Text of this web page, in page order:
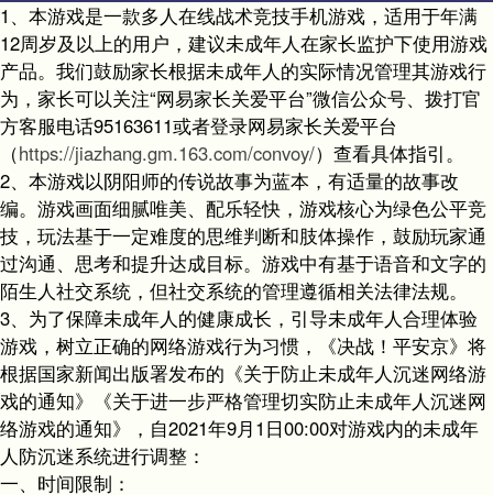
1、本游戏是一款多人在线战术竞技手机游戏，适用于年满
12周岁及以上的用户，建议未成年人在家长监护下使用游戏
产品。我们鼓励家长根据未成年人的实际情况管理其游戏行
为，家长可以关注“网易家长关爱平台”微信公众号、拨打官
方客服电话95163611或者登录网易家长关爱平台
（https://jiazhang.gm.163.com/convoy/）查看具体指引。
2、本游戏以阴阳师的传说故事为蓝本，有适量的故事改
编。游戏画面细腻唯美、配乐轻快，游戏核心为绿色公平竞
技，玩法基于一定难度的思维判断和肢体操作，鼓励玩家通
过沟通、思考和提升达成目标。游戏中有基于语音和文字的
陌生人社交系统，但社交系统的管理遵循相关法律法规。
3、为了保障未成年人的健康成长，引导未成年人合理体验
游戏，树立正确的网络游戏行为习惯，《决战！平安京》将
根据国家新闻出版署发布的《关于防止未成年人沉迷网络游
戏的通知》《关于进一步严格管理切实防止未成年人沉迷网
络游戏的通知》，自2021年9月1日00:00对游戏内的未成年
人防沉迷系统进行调整：
一、时间限制：